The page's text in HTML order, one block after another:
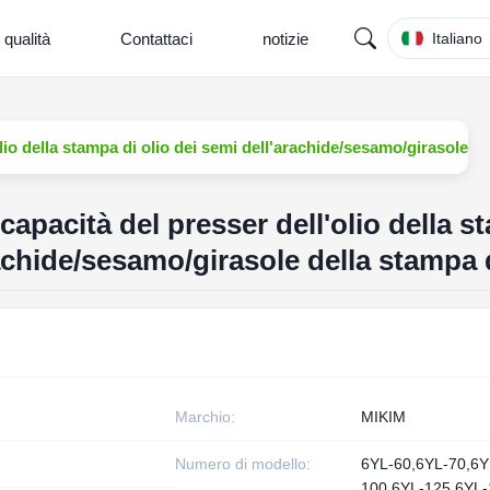
Contattaci notizie Italiano
della stampa di olio dei semi dell'arachide/sesamo/girasole
del presser dell'olio della
sesamo/girasole della stampa
Marchio: MIKIM
Numero di modello:
6YL-60,6YL-